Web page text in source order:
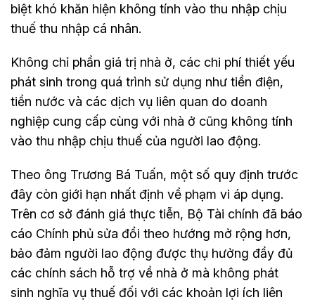
biệt khó khăn hiện không tính vào thu nhập chịu
thuế thu nhập cá nhân.
Không chỉ phần giá trị nhà ở, các chi phí thiết yếu
phát sinh trong quá trình sử dụng như tiền điện,
tiền nước và các dịch vụ liên quan do doanh
nghiệp cung cấp cùng với nhà ở cũng không tính
vào thu nhập chịu thuế của người lao động.
Theo ông Trương Bá Tuấn, một số quy định trước
đây còn giới hạn nhất định về phạm vi áp dụng.
Trên cơ sở đánh giá thực tiễn, Bộ Tài chính đã báo
cáo Chính phủ sửa đổi theo hướng mở rộng hơn,
bảo đảm người lao động được thụ hưởng đầy đủ
các chính sách hỗ trợ về nhà ở mà không phát
sinh nghĩa vụ thuế đối với các khoản lợi ích liên